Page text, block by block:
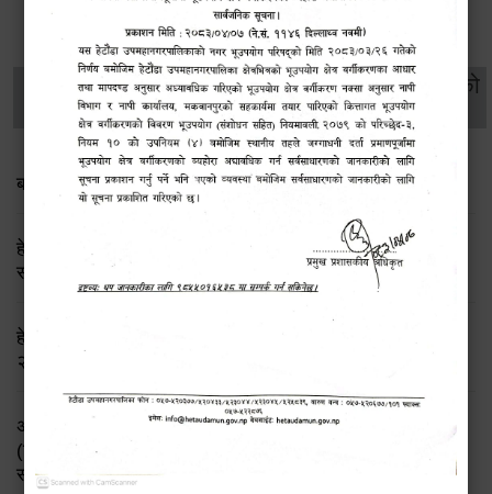
थप विवरणहरु
सामाजिक सुरक्षा तथा
व्यक्तिगत घटना दर्ता
महिला
विकास
वातावरण
सूचनाको
बाल भेला तथा योजना तर्जुमा सम्बन्धी सूचना
हेटौंडा उपमहानगरपालिका: लैङ्गिक समानता तथा सामाजिक
समावेशीकरण परीक्षण प्रतिवेदन २०८२
हेटौंडा उपमहानगरपालिकाको लैङ्गिक हिंसा निवारण रणनीति
२०७६-२०८६ तथा बाल विवाह उन्मूलन कार्ययोजना २०७६-२०७८
अपाङ्गता भएका व्यक्तिहरुका लागि समुदायमा आधारित पुनर्स्थापना
(सि.बि.आर.) कार्यक्रम सञ्चालन गर्न ईच्छुक गैर सरकारी संघ
संस्थाहरुलाई प्रस्ताव पेश सम्बन्धी सूचना !!